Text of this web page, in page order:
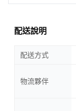
配送說明
配送方式
物流夥伴